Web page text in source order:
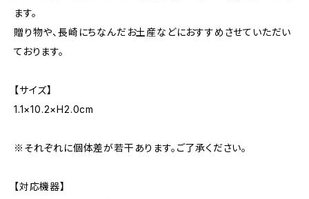
ます。
贈り物や、長崎にちなんだお土産などにおすすめさせていただい
ております。
【サイズ】
1.1×10.2×H2.0cm
※それぞれに個体差が若干あります。ご了承ください。
【対応機器】